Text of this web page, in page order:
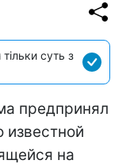
суть з
предпринял
на